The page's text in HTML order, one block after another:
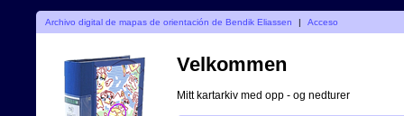
Archivo digital de mapas de orientación de Bendik Eliassen | Acceso
Velkommen
Mitt kartarkiv med opp - og nedturer